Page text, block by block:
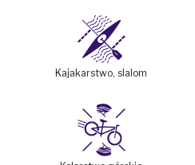
Kajakarstwo, slalom